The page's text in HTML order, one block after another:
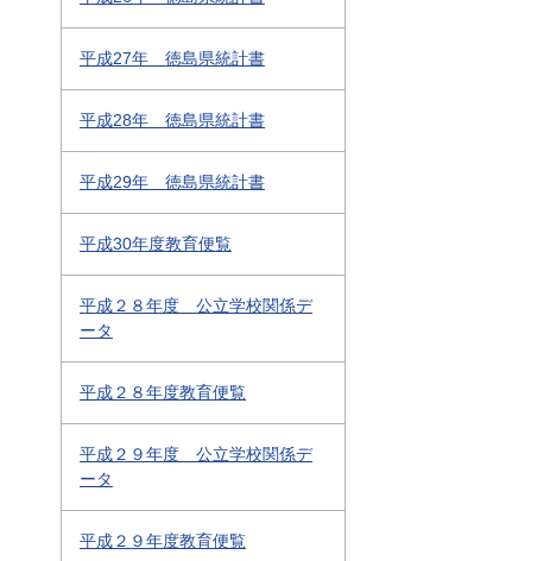
平成27年 徳島県統計書
平成28年 徳島県統計書
平成29年 徳島県統計書
平成30年度教育便覧
平成２８年度 公立学校関係デ
ータ
平成２８年度教育便覧
平成２９年度 公立学校関係デ
ータ
平成２９年度教育便覧